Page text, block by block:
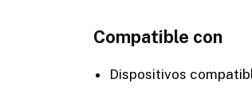
Compatible con
Dispositivos